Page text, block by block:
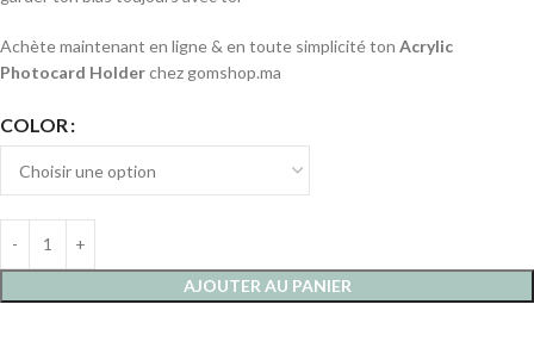
Achète maintenant en ligne & en toute simplicité ton Acrylic
Photocard Holderchez gomshop.ma
COLOR
AJOUTER AU PANIER